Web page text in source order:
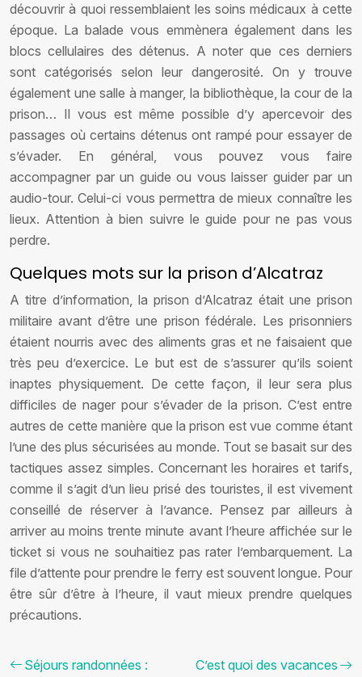
découvrir à quoi ressemblaient les soins médicaux à cette
époque. La balade vous emmènera également dans les
blocs cellulaires des détenus. A noter que ces derniers
sont catégorisés selon leur dangerosité. On y trouve
également une salle à manger, la bibliothèque, la cour de la
prison… Il vous est même possible d’y apercevoir des
passages où certains détenus ont rampé pour essayer de
s’évader. En général, vous pouvez vous faire
accompagner par un guide ou vous laisser guider par un
audio-tour. Celui-ci vous permettra de mieux connaître les
lieux. Attention à bien suivre le guide pour ne pas vous
perdre.
Quelques mots sur la prison d’Alcatraz
A titre d’information, la prison d’Alcatraz était une prison
militaire avant d’être une prison fédérale. Les prisonniers
étaient nourris avec des aliments gras et ne faisaient que
très peu d’exercice. Le but est de s’assurer qu’ils soient
inaptes physiquement. De cette façon, il leur sera plus
difficiles de nager pour s’évader de la prison. C’est entre
autres de cette manière que la prison est vue comme étant
l’une des plus sécurisées au monde. Tout se basait sur des
tactiques assez simples. Concernant les horaires et tarifs,
comme il s’agit d’un lieu prisé des touristes, il est vivement
conseillé de réserver à l’avance. Pensez par ailleurs à
arriver au moins trente minute avant l’heure affichée sur le
ticket si vous ne souhaitiez pas rater l’embarquement. La
file d’attente pour prendre le ferry est souvent longue. Pour
être sûr d’être à l’heure, il vaut mieux prendre quelques
précautions.
Séjours randonnées :
C’est quoi des vacances